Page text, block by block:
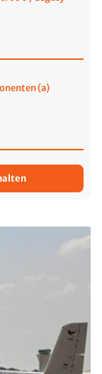
(a)